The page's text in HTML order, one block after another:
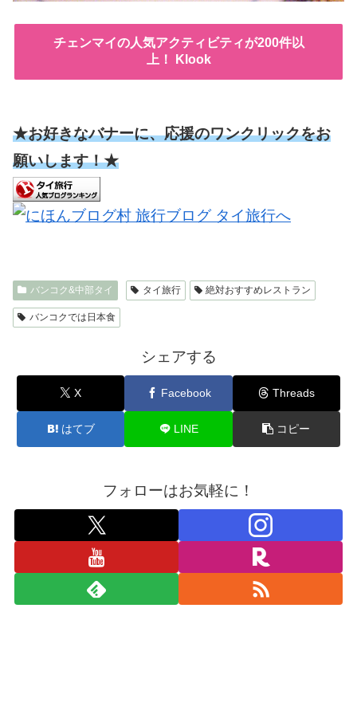
チェンマイの人気アクティビティが200件以
上！ Klook
★お好きなバナーに、応援のワンクリックをお
願いします！★
バンコク&中部タイ タイ旅行 絶対おすすめレストラン
バンコクでは日本食
シェアする
X Facebook Threads
はてブ LINE コピー
フォローはお気軽に！